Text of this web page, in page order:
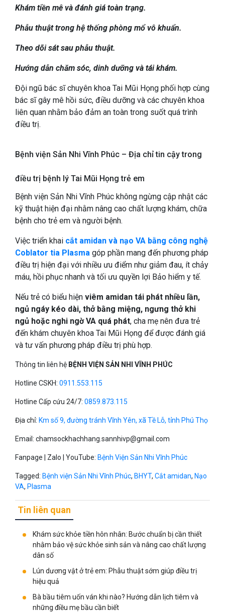
Khám tiền mê và đánh giá toàn trạng.
Phẫu thuật trong hệ thống phòng mổ vô khuẩn.
Theo dõi sát sau phẫu thuật.
Hướng dẫn chăm sóc, dinh dưỡng và tái khám.
Đội ngũ bác sĩ chuyên khoa Tai Mũi Họng phối hợp cùng
bác sĩ gây mê hồi sức, điều dưỡng và các chuyên khoa
liên quan nhằm bảo đảm an toàn trong suốt quá trình
điều trị.
Bệnh viện Sản Nhi Vĩnh Phúc – Địa chỉ tin cậy trong
điều trị bệnh lý Tai Mũi Họng trẻ em
Bệnh viện Sản Nhi Vĩnh Phúc không ngừng cập nhật các
kỹ thuật hiện đại nhằm nâng cao chất lượng khám, chữa
bệnh cho trẻ em và người bệnh.
Việc triển khai cắt amidan và nạo VA bằng công nghệ
Coblator tia Plasma góp phần mang đến phương pháp
điều trị hiện đại với nhiều ưu điểm như giảm đau, ít chảy
máu, hồi phục nhanh và tối ưu quyền lợi Bảo hiểm y tế.
Nếu trẻ có biểu hiện viêm amidan tái phát nhiều lần,
ngủ ngáy kéo dài, thở bằng miệng, ngưng thở khi
ngủ hoặc nghi ngờ VA quá phát, cha mẹ nên đưa trẻ
đến khám chuyên khoa Tai Mũi Họng để được đánh giá
và tư vấn phương pháp điều trị phù hợp.
Thông tin liên hệ BỆNH VIỆN SẢN NHI VĨNH PHÚC
Hotline CSKH: 0911.553.115
Hotline Cấp cứu 24/7: 0859.873.115
Địa chỉ: Km số 9, đường tránh Vĩnh Yên, xã Tề Lỗ, tỉnh Phú Thọ
Email: chamsockhachhang.sannhivp@gmail.com
Fanpage | Zalo | YouTube: Bệnh Viện Sản Nhi Vĩnh Phúc
Tagged: Bệnh viện Sản Nhi Vĩnh Phúc, BHYT, Cắt amidan, Nạo
VA, Plasma
Tin liên quan
Khám sức khỏe tiền hôn nhân: Bước chuẩn bị cần thiết
nhằm bảo vệ sức khỏe sinh sản và nâng cao chất lượng
dân số
Lún dương vật ở trẻ em: Phẫu thuật sớm giúp điều trị
hiệu quả
Bà bầu tiêm uốn ván khi nào? Hướng dẫn lịch tiêm và
những điều mẹ bầu cần biết